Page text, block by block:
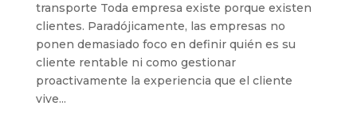
transporte Toda empresa existe porque existen
clientes. Paradójicamente, las empresas no
ponen demasiado foco en definir quién es su
cliente rentable ni como gestionar
proactivamente la experiencia que el cliente
vive...